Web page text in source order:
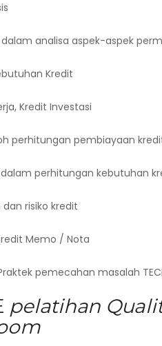
analisa aspek-aspek
Kredit
Kredit Investasi
perhitungan pembiayaan
dalam perhitungan kebutuhan
dan risiko kredit
Memo / Nota
pemecahan masalah
pelatihan